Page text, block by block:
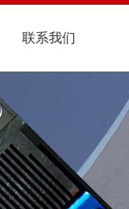
联系我们